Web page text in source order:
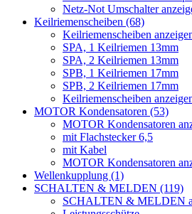
Netz-Not Umschalter
Keilriemenscheiben (68)
Keilriemenscheiben
SPA, 1 Keilriemen 13mm
SPA, 2 Keilriemen 13mm
SPB, 1 Keilriemen 17mm
SPB, 2 Keilriemen 17mm
Keilriemenscheiben
MOTOR Kondensatoren (53)
MOTOR Kondensatoren
mit Flachstecker 6,5
mit Kabel
MOTOR Kondensatoren
Wellenkupplung (1)
SCHALTEN & MELDEN (119)
SCHALTEN & MELDEN